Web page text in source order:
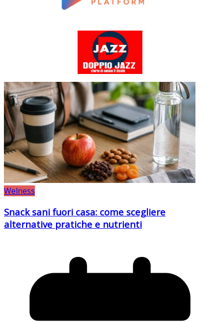
Welness
Snack sani fuori casa: come scegliere
alternative pratiche e nutrienti